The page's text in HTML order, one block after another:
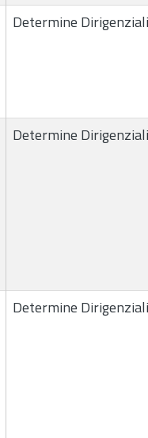
Determine Dirigenziali
Determine Dirigenziali
Determine Dirigenziali